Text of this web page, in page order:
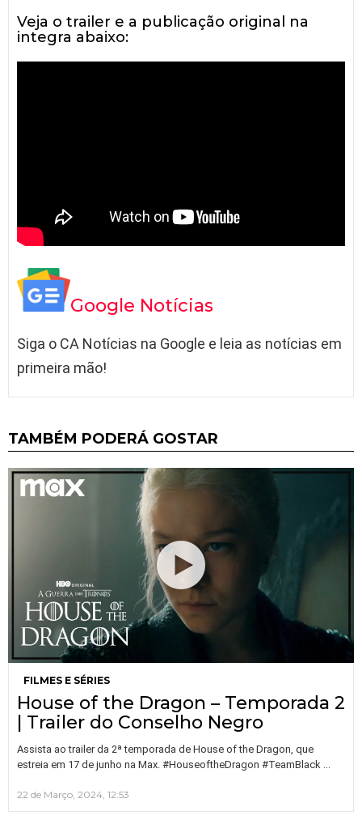
Veja o trailer e a publicação original na
integra abaixo:
Google Notícias
Siga o CA Notícias na Google e leia as notícias em
primeira mão!
TAMBÉM PODERÁ GOSTAR
FILMES E SÉRIES
House of the Dragon – Temporada 2
| Trailer do Conselho Negro
Assista ao trailer da 2ª temporada de House of the Dragon, que
estreia em 17 de junho na Max. #HouseoftheDragon #TeamBlack
22 de Março, 2024, 12:53